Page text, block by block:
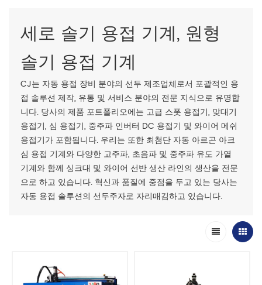
세로 솔기 용접 기계, 원형
솔기 용접 기계
CJ는 자동 용접 장비 분야의 선두 제조업체로서 포괄적인 용
접 솔루션 제작, 유통 및 서비스 분야의 전문 지식으로 유명합
니다. 당사의 제품 포트폴리오에는 고급 스폿 용접기, 맞대기
용접기, 심 용접기, 중주파 인버터 DC 용접기 및 와이어 메쉬
용접기가 포함됩니다. 우리는 또한 최첨단 자동 아르곤 아크
심 용접 기계와 다양한 고주파, 초음파 및 중주파 유도 가열
기계와 함께 싱크대 및 와이어 선반 생산 라인의 생산을 전문
으로 하고 있습니다. 혁신과 품질에 중점을 두고 있는 당사는
자동 용접 솔루션의 선두주자로 자리매김하고 있습니다.